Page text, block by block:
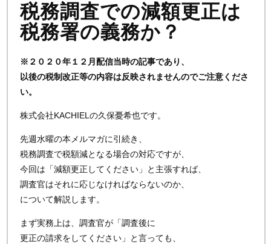
税務調査での減額更正は
税務署の義務か？
※２０２０年１２月配信当時の記事であり、
以後の税制改正等の内容は反映されませんのでご注意くださ
い。
株式会社KACHIELの久保憂希也です。
先週水曜の本メルマガに引続き、
税務調査で税額減となる場合の対応ですが、
今回は「減額更正してください」と主張すれば、
調査官はそれに応じなければならないのか、
について解説します。
まず実務上は、調査官が「調査後に
更正の請求をしてください」と言っても、